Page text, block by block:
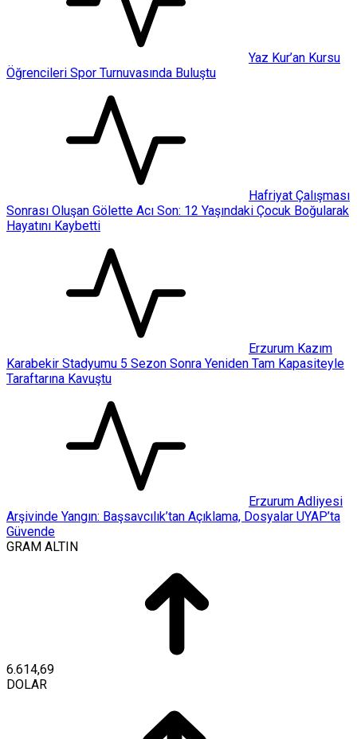
Yaz Kur’an Kursu
Öğrencileri Spor Turnuvasında Buluştu
Hafriyat Çalışması
Sonrası Oluşan Gölette Acı Son: 12 Yaşındaki Çocuk Boğularak
Hayatını Kaybetti
Erzurum Kazım
Karabekir Stadyumu 5 Sezon Sonra Yeniden Tam Kapasiteyle
Taraftarına Kavuştu
Erzurum Adliyesi
Arşivinde Yangın: Başsavcılık’tan Açıklama, Dosyalar UYAP’ta
Güvende
GRAM ALTIN
6.614,69
DOLAR